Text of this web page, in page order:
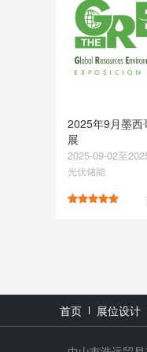
2025年9月墨西
展
2025-09-02至
光伏储能
首页 展位设计